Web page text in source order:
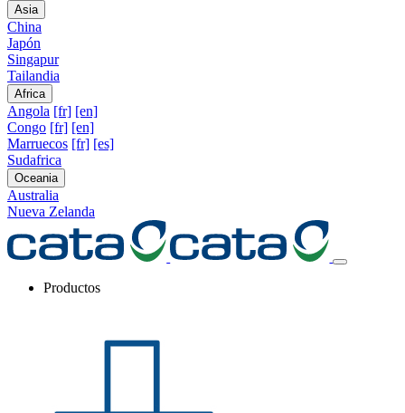
Asia
China
Japón
Singapur
Tailandia
Africa
Angola [fr] [en]
Congo [fr] [en]
Marruecos [fr] [es]
Sudafrica
Oceania
Australia
Nueva Zelanda
Productos